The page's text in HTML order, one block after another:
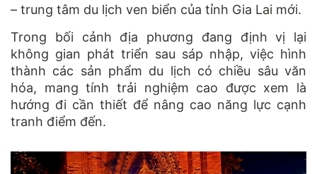
– trung tâm du lịch ven biển của tỉnh Gia Lai mới.
Trong bối cảnh địa phương đang định vị lại
không gian phát triển sau sáp nhập, việc hình
thành các sản phẩm du lịch có chiều sâu văn
hóa, mang tính trải nghiệm cao được xem là
hướng đi cần thiết để nâng cao năng lực cạnh
tranh điểm đến.